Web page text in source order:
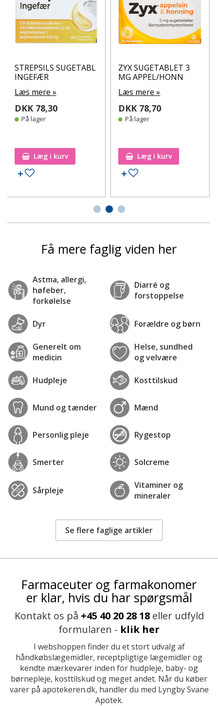
STREPSILS SUGETABL
INGEFÆR
Læs mere »
DKK 78,30
På lager
Læg i kurv
Tilføj til ønskeseddel
ZYX SUGETABLET 3
MG APPEL/HONN
Læs mere »
DKK 78,70
På lager
Læg i kurv
Tilføj til ønskeseddel
Få mere faglig viden her
Astma, allergi,
høfeber,
forkølelse
Diarré og
forstoppelse
Dyr Forældre og børn
Generelt om
medicin
Helse, sundhed
og velvære
Hudpleje Kosttilskud
Mund og tænder Mænd
Personlig pleje Rygestop
Smerter Solcreme
Sårpleje
Vitaminer og
mineraler
Se flere faglige artikler
Farmaceuter og farmakonomer
er klar, hvis du har spørgsmål
Kontakt os på +45 40 20 28 18eller udfyld
formularen - klik her
I webshoppen finder du et stort udvalg af
håndkøbslægemidler, receptpligtige lægemidler og
kendte mærkevarer inden for hudpleje, baby- og
børnepleje, kosttilskud og meget andet. Når du køber
varer på apotekeren.dk, handler du med Lyngby Svane
Apotek.